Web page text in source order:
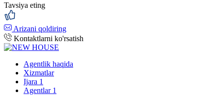
Tavsiya eting
Arizani qoldiring
Kontaktlarni ko'rsatish
Agentlik haqida
Xizmatlar
Ijara 1
Agentlar 1